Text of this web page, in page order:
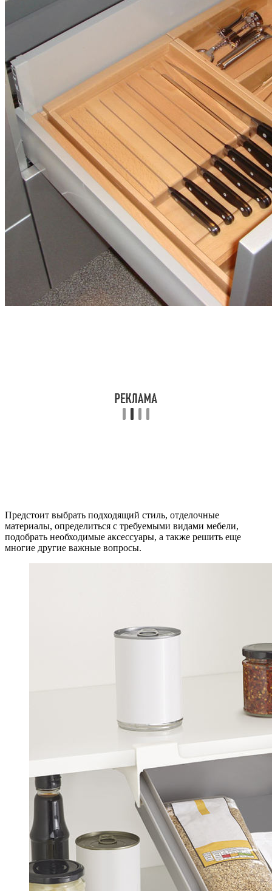
Предстоит выбрать подходящий стиль, отделочные
материалы, определиться с требуемыми видами мебели,
подобрать необходимые аксессуары, а также решить еще
многие другие важные вопросы.